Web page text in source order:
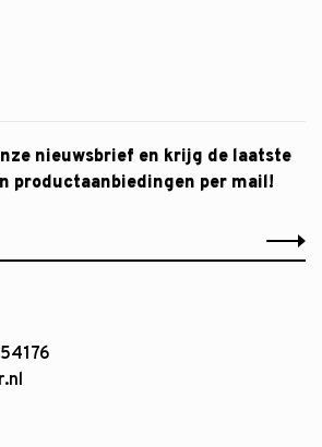
nieuwsbrief en krijg de laatste
productaanbiedingen per mail!